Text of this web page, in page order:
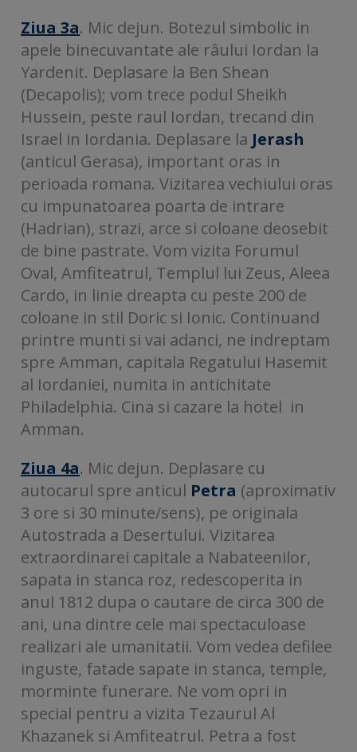
Ziua 3a. Mic dejun. Botezul simbolic in
apele binecuvantate ale râului Iordan la
Yardenit. Deplasare la Ben Shean
(Decapolis); vom trece podul Sheikh
Hussein, peste raul Iordan, trecand din
Israel in Iordania. Deplasare la Jerash
(anticul Gerasa), important oras in
perioada romana. Vizitarea vechiului oras
cu impunatoarea poarta de intrare
(Hadrian), strazi, arce si coloane deosebit
de bine pastrate. Vom vizita Forumul
Oval, Amfiteatrul, Templul lui Zeus, Aleea
Cardo, in linie dreapta cu peste 200 de
coloane in stil Doric si Ionic. Continuand
printre munti si vai adanci, ne indreptam
spre Amman, capitala Regatului Hasemit
al Iordaniei, numita in antichitate
Philadelphia. Cina si cazare la hotel in
Amman.
Ziua 4a. Mic dejun. Deplasare cu
autocarul spre anticul Petra (aproximativ
3 ore si 30 minute/sens), pe originala
Autostrada a Desertului. Vizitarea
extraordinarei capitale a Nabateenilor,
sapata in stanca roz, redescoperita in
anul 1812 dupa o cautare de circa 300 de
ani, una dintre cele mai spectaculoase
realizari ale umanitatii. Vom vedea defilee
inguste, fatade sapate in stanca, temple,
morminte funerare. Ne vom opri in
special pentru a vizita Tezaurul Al
Khazanek si Amfiteatrul. Petra a fost